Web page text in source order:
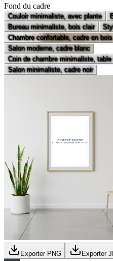
Fond du cadre
Couloir minimaliste, avec plante
Bureau minimaliste, bois clair
Chambre confortable, cadre en bois
Salon moderne, cadre blanc
Coin de chambre minimaliste,
Salon minimaliste, cadre noir
Exporter PNG Exporter